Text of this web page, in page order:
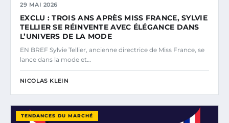
29 MAI 2026
EXCLU : TROIS ANS APRÈS MISS FRANCE, SYLVIE
TELLIER SE RÉINVENTE AVEC ÉLÉGANCE DANS
L’UNIVERS DE LA MODE
EN BREF Sylvie Tellier, ancienne directrice de Miss France, se
lance dans la mode et…
NICOLAS KLEIN
TENDANCES DU MARCHÉ